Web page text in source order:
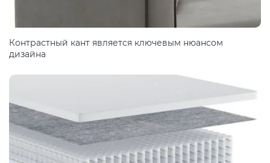
Контрастный кант является ключевым нюансом
дизайна